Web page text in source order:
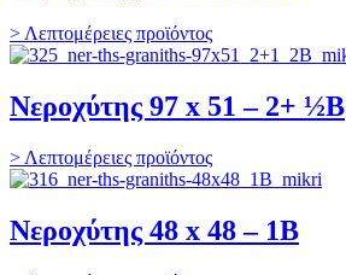
> Λεπτομέρειες προϊόντος
Νεροχύτης 97 x 51 – 2+ ½B
> Λεπτομέρειες προϊόντος
Νεροχύτης 48 x 48 – 1B